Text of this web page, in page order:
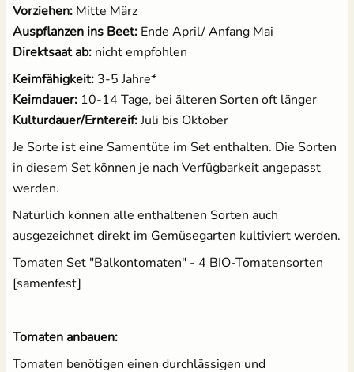
Vorziehen: Mitte März
Auspflanzen ins Beet: Ende April/ Anfang Mai
Direktsaat ab: nicht empfohlen
Keimfähigkeit: 3-5 Jahre*
Keimdauer: 10-14 Tage, bei älteren Sorten oft länger
Kulturdauer/Erntereif:Juli bis Oktober
Je Sorte ist eine Samentüte im Set enthalten. Die Sorten
in diesem Set können je nach Verfügbarkeit angepasst
werden.
Natürlich können alle enthaltenen Sorten auch
ausgezeichnet direkt im Gemüsegarten kultiviert werden.
Tomaten Set "Balkontomaten" - 4 BIO-Tomatensorten
[samenfest]
Tomaten anbauen:
Tomaten benötigen einen durchlässigen und